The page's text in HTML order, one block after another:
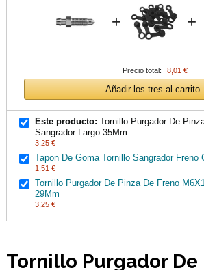
+ +
Precio total: 8,01 €
Añadir los tres al carrito
Este producto: Tornillo Purgador De
Sangrador Largo 35Mm
3,25 €
Tapon De Goma Tornillo Sangrador Freno
1,51 €
Tornillo Purgador De Pinza De Freno
29Mm
3,25 €
Tornillo Purgador De